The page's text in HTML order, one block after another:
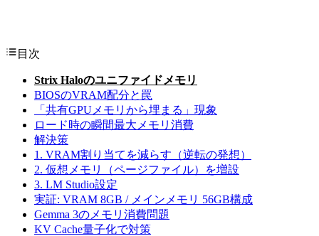
目次
Strix Haloのユニファイドメモリ
BIOSのVRAM配分と罠
「共有GPUメモリから埋まる」現象
ロード時の瞬間最大メモリ消費
解決策
1. VRAM割り当てを減らす（逆転の発想）
2. 仮想メモリ（ページファイル）を増設
3. LM Studio設定
実証: VRAM 8GB / メインメモリ 56GB構成
Gemma 3のメモリ消費問題
KV Cache量子化で対策